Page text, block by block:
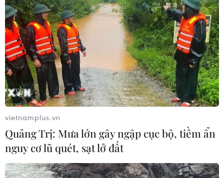
vietnamplus.vn
Quảng Trị: Mưa lớn gây ngập cục bộ, tiềm ẩn
nguy cơ lũ quét, sạt lở đất